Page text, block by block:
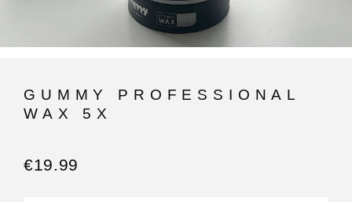
GUMMY PROFESSIONAL
WAX 5X
€19.99